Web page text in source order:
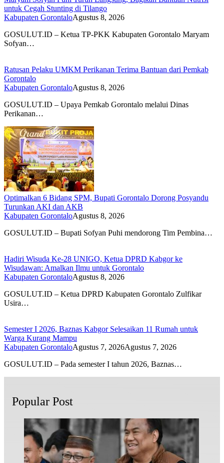
untuk Cegah Stunting di Tilango
Kabupaten GorontaloAgustus 8, 2026
GOSULUT.ID – Ketua TP-PKK Kabupaten Gorontalo Maryam
Sofyan…
Ratusan Pelaku UMKM Perikanan Terima Bantuan dari Pemkab
Gorontalo
Kabupaten GorontaloAgustus 8, 2026
GOSULUT.ID – Upaya Pemkab Gorontalo melalui Dinas
Perikanan…
Optimalkan 6 Bidang SPM, Bupati Gorontalo Dorong Posyandu
Turunkan AKI dan AKB
Kabupaten GorontaloAgustus 8, 2026
GOSULUT.ID – Bupati Sofyan Puhi mendorong Tim Pembina…
Hadiri Wisuda Ke-28 UNIGO, Ketua DPRD Kabgor ke
Wisudawan: Amalkan Ilmu untuk Gorontalo
Kabupaten GorontaloAgustus 8, 2026
GOSULUT.ID – Ketua DPRD Kabupaten Gorontalo Zulfikar
Usira…
Semester I 2026, Baznas Kabgor Selesaikan 11 Rumah untuk
Warga Kurang Mampu
Kabupaten GorontaloAgustus 7, 2026Agustus 7, 2026
GOSULUT.ID – Pada semester I tahun 2026, Baznas…
Popular Post